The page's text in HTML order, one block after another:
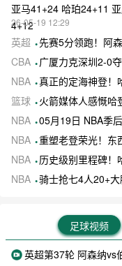
亚马41+24 哈珀24+11
4+12
26-05-19 12:29
英超
先赛5分领跑！阿森
CBA
广厦力克深圳2-0
NBA 真正的定海神登！哈登
篮球
火箭媒体人感慨哈
NBA 05月19日 NBA季
NBA 重塑老登荣光！东
NBA
历史级别里程碑！哈登
NBA 骑士抢七4人20+大胜活塞
足球视频
英超第37轮 阿森纳vs